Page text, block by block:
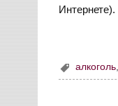
Интернете).
алкоголь